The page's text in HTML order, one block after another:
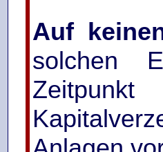
Auf
solchen